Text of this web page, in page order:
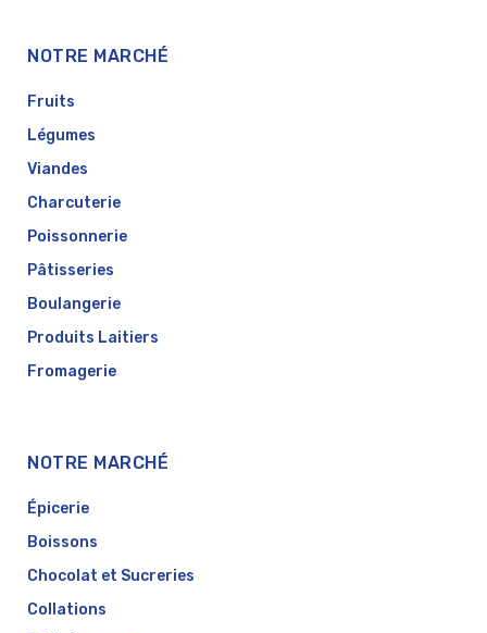
NOTRE MARCHÉ
Fruits
Légumes
Viandes
Charcuterie
Poissonnerie
Pâtisseries
Boulangerie
Produits Laitiers
Fromagerie
NOTRE MARCHÉ
Épicerie
Boissons
Chocolat et Sucreries
Collations